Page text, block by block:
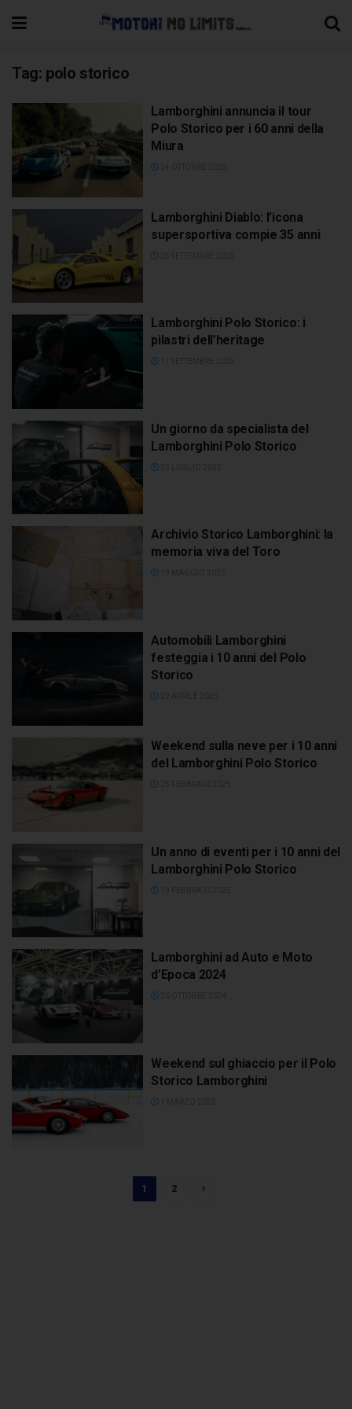
Tag: polo storico
Lamborghini annuncia il tour
Polo Storico per i 60 anni della
Miura
Lamborghini Diablo: l’icona
supersportiva compie 35 anni
Lamborghini Polo Storico: i
pilastri dell’heritage
Un giorno da specialista del
Lamborghini Polo Storico
Archivio Storico Lamborghini: la
memoria viva del Toro
Automobili Lamborghini
festeggia i 10 anni del Polo
Storico
Weekend sulla neve per i 10 anni
del Lamborghini Polo Storico
Un anno di eventi per i 10 anni del
Lamborghini Polo Storico
Lamborghini ad Auto e Moto
d’Epoca 2024
Weekend sul ghiaccio per il Polo
Storico Lamborghini
1 2